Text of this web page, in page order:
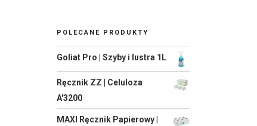
POLECANE PRODUKTY
Goliat Pro | Szyby i lustra 1L
Ręcznik ZZ | Celuloza
A'3200
MAXI Ręcznik Papierowy |